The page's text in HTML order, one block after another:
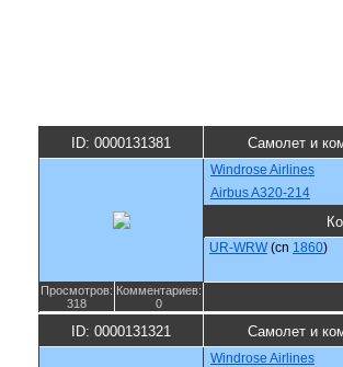
ID: 0000131381 Самолет и
Windrose Airlines
Airbus A320-214
UR-WRW (cn 1860)
Просмотров:
318
Комментариев:
0
ID: 0000131321 Самолет и
Windrose Airlines